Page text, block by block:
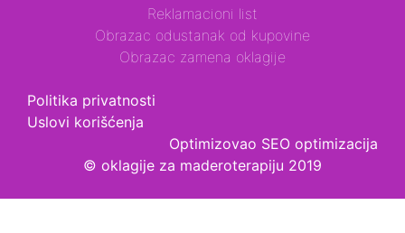
Reklamacioni list
Obrazac odustanak od kupovine
Obrazac zamena oklagije
Politika privatnosti
Uslovi korišćenja
Optimizovao SEO optimizacija
© oklagije za maderoterapiju 2019